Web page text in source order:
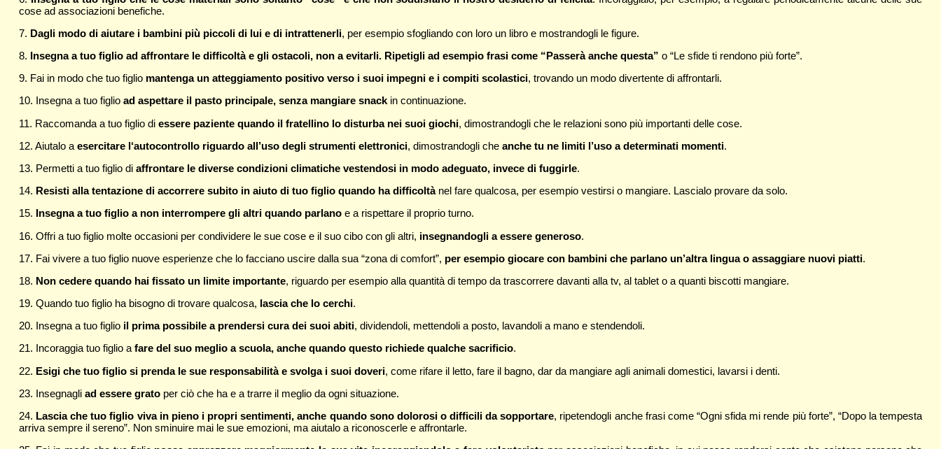
cose ad associazioni benefiche.
7. Dagli modo di aiutare i bambini più piccoli di lui e di intrattenerli, per esempio sfogliando con loro un libro e mostrandogli le figure.
8. Insegna a tuo figlio ad affrontare le difficoltà e gli ostacoli, non a evitarli. Ripetigli ad esempio frasi come “Passerà anche questa” o “Le sfide ti rendono più forte”.
9. Fai in modo che tuo figlio mantenga un atteggiamento positivo verso i suoi impegni e i compiti scolastici, trovando un modo divertente di affrontarli.
10. Insegna a tuo figlio ad aspettare il pasto principale, senza mangiare snackin continuazione.
11. Raccomanda a tuo figlio di essere paziente quando il fratellino lo disturba nei suoi giochi, dimostrandogli che le relazioni sono più importanti delle cose.
12. Aiutalo a esercitare l‘autocontrollo riguardo all’uso degli strumenti elettronici, dimostrandogli che anche tu ne limiti l’uso a determinati momenti.
13. Permetti a tuo figlio di affrontare le diverse condizioni climatiche vestendosi in modo adeguato, invece di fuggirle.
14. Resisti alla tentazione di accorrere subito in aiuto di tuo figlio quando ha difficoltànel fare qualcosa, per esempio vestirsi o mangiare. Lascialo provare da solo.
15. Insegna a tuo figlio a non interrompere gli altri quando parlanoe a rispettare il proprio turno.
16. Offri a tuo figlio molte occasioni per condividere le sue cose e il suo cibo con gli altri, insegnandogli a essere generoso.
17. Fai vivere a tuo figlio nuove esperienze che lo facciano uscire dalla sua “zona di comfort”, per esempio giocare con bambini che parlano un’altra lingua o assaggiare nuovi piatti.
18. Non cedere quando hai fissato un limite importante, riguardo per esempio alla quantità di tempo da trascorrere davanti alla tv, al tablet o a quanti biscotti mangiare.
19. Quando tuo figlio ha bisogno di trovare qualcosa, lascia che lo cerchi.
20. Insegna a tuo figlio il prima possibile a prendersi cura dei suoi abiti, dividendoli, mettendoli a posto, lavandoli a mano e stendendoli.
21. Incoraggia tuo figlio afare del suo meglio a scuola, anche quando questo richiede qualche sacrificio.
22. Esigi che tuo figlio si prenda le sue responsabilità e svolga i suoi doveri, come rifare il letto, fare il bagno, dar da mangiare agli animali domestici, lavarsi i denti.
23. Insegnagli ad essere gratoper ciò che ha e a trarre il meglio da ogni situazione.
24. Lascia che tuo figlio viva in pieno i propri sentimenti, anche quando sono dolorosi o difficili da sopportare, ripetendogli anche frasi come “Ogni sfida mi rende più forte”, “Dopo la tempesta
arriva sempre il sereno”. Non sminuire mai le sue emozioni, ma aiutalo a riconoscerle e affrontarle.